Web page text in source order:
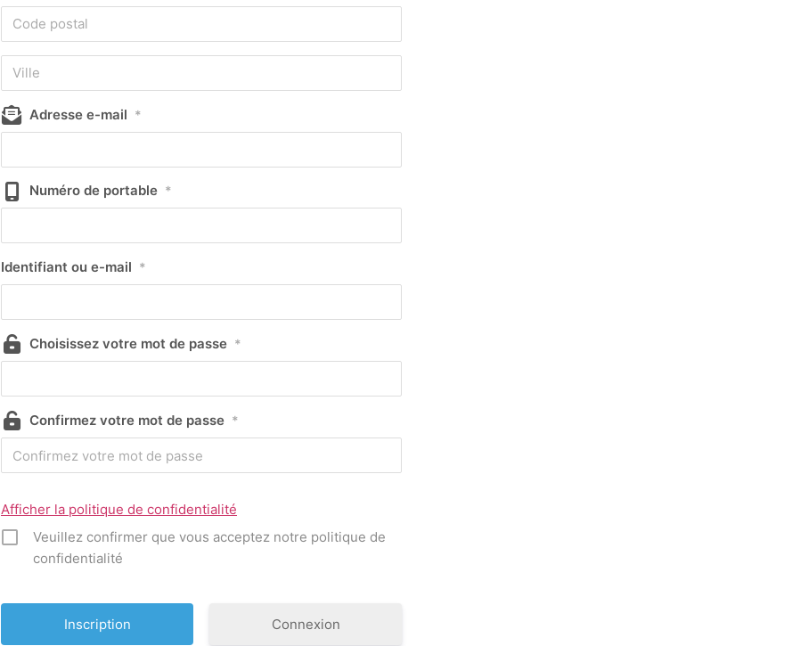
Adresse e-mail *
Numéro de portable *
Identifiant ou e-mail *
Choisissez votre mot de passe *
Confirmez votre mot de passe *
Afficher la politique de confidentialité
Veuillez confirmer que vous acceptez notre politique de
confidentialité
Connexion